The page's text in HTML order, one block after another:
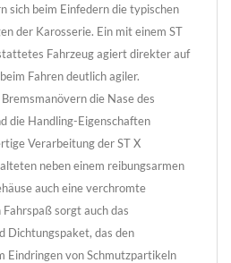
sich beim Einfedern die typischen
der Karosserie. Ein mit einem ST
Fahrzeug agiert direkter auf
Fahren deutlich agiler.
die Nase des
die Handling-Eigenschaften
Verarbeitung der ST X
neben einem reibungsarmen
auch eine verchromte
sorgt auch das
Dichtungspaket, das den
Eindringen von Schmutzpartikeln